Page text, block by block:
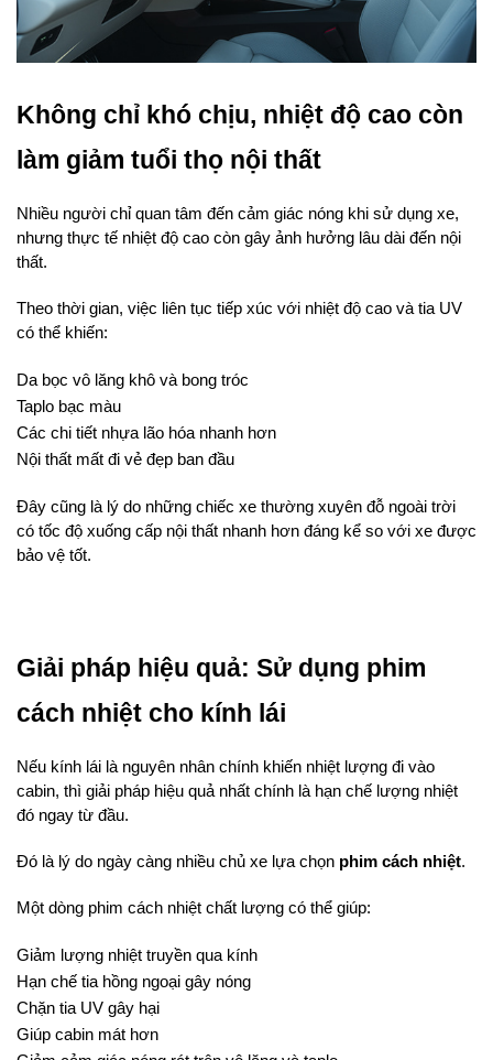
Không chỉ khó chịu, nhiệt độ cao còn
làm giảm tuổi thọ nội thất
Nhiều người chỉ quan tâm đến cảm giác nóng khi sử dụng xe,
nhưng thực tế nhiệt độ cao còn gây ảnh hưởng lâu dài đến nội
thất.
Theo thời gian, việc liên tục tiếp xúc với nhiệt độ cao và tia UV
có thể khiến:
Da bọc vô lăng khô và bong tróc
Taplo bạc màu
Các chi tiết nhựa lão hóa nhanh hơn
Nội thất mất đi vẻ đẹp ban đầu
Đây cũng là lý do những chiếc xe thường xuyên đỗ ngoài trời
có tốc độ xuống cấp nội thất nhanh hơn đáng kể so với xe được
bảo vệ tốt.
Giải pháp hiệu quả: Sử dụng phim
cách nhiệt cho kính lái
Nếu kính lái là nguyên nhân chính khiến nhiệt lượng đi vào
cabin, thì giải pháp hiệu quả nhất chính là hạn chế lượng nhiệt
đó ngay từ đầu.
Đó là lý do ngày càng nhiều chủ xe lựa chọn phim cách nhiệt.
Một dòng phim cách nhiệt chất lượng có thể giúp:
Giảm lượng nhiệt truyền qua kính
Hạn chế tia hồng ngoại gây nóng
Chặn tia UV gây hại
Giúp cabin mát hơn